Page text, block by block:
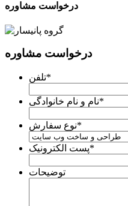
درخواست مشاوره
درخواست مشاوره
تلفن*
نام و نام خانوادگی*
نوع سفارش*
پست الکترونیک*
توضیحات